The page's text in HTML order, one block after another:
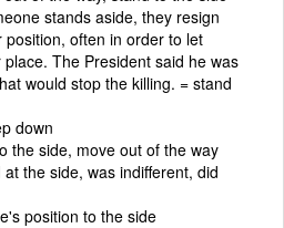
stands aside, they resign
often in order to let
The President said he was
would stop the killing. = stand
down
the side, move out of the way
at the side, was indifferent, did
position to the side